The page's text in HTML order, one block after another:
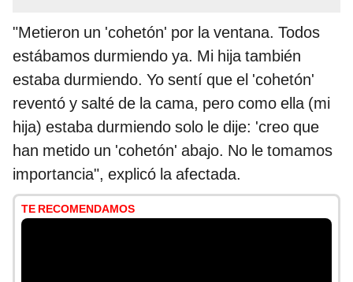
"Metieron un 'cohetón' por la ventana. Todos
estábamos durmiendo ya. Mi hija también
estaba durmiendo. Yo sentí que el 'cohetón'
reventó y salté de la cama, pero como ella (mi
hija) estaba durmiendo solo le dije: 'creo que
han metido un 'cohetón' abajo. No le tomamos
importancia", explicó la afectada.
TE RECOMENDAMOS